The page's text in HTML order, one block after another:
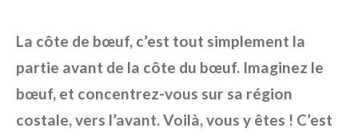
La côte de bœuf, c’est tout simplement la
partie avant de la côte du bœuf. Imaginez le
bœuf, et concentrez-vous sur sa région
costale, vers l’avant. Voilà, vous y êtes ! C’est